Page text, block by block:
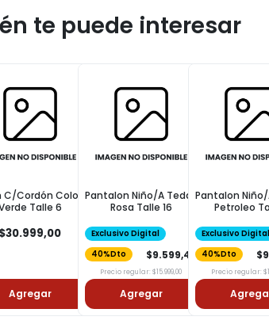
te puede interesar
C/Cordón Color
Talle 6
$30.999,00
Agregar
Pantalon Niño/A Teddy
Rosa Talle 16
Exclusivo Digital
40%Dto
$9.599,40
Precio regular: $15.999,00
Agregar
Pantalon
Petroleo
Exclusivo Digital
40%Dto
Precio regular: